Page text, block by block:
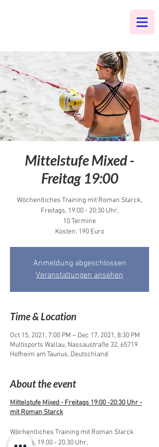
Mittelstufe Mixed -
Freitag 19:00
Wöchentliches Training mit Roman Starck,
Freitags, 19:00 - 20:30 Uhr,
10 Termine
Kosten: 190 Euro
Anmeldung abgeschlossen
Veranstaltungen ansehen
Time & Location
Oct 15, 2021, 7:00 PM – Dec 17, 2021, 8:30 PM
Multisports Wallau, Nassaustraße 32, 65719
Hofheim am Taunus, Deutschland
About the event
Mittelstufe Mixed - Freitags 19:00 -20:30 Uhr -
mit Roman Starck
Wöchentliches Training mit Roman Starck
Freitags, 19.00 - 20.30 Uhr,